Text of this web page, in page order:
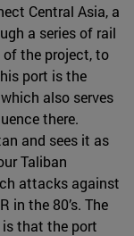
Central Asia, a
a series of rail
of the project, to
port is the
also serves
there.
and sees it as
Taliban
attacks against
in the 80’s. The
that the port